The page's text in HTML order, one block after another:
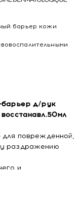
барьер кожи
барьер д/рук
для поврежденной,
раздражению
и